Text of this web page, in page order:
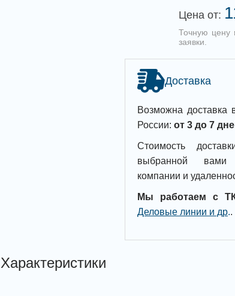
Цена от:
Точную
заявки.
Доставка
Возможна доставка
России: от 3 до 7
Стоимость
выбранной вами
компании и
Мы работаем с
Деловые линии и др..
Характеристики